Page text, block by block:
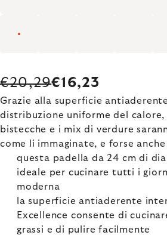
€20,29€16,23
Grazie alla superficie
distribuzione uniforme del calore,
bistecche e i mix di verdure
come li immaginate, e forse anche
questa padella da 24 cm di
ideale per cucinare tutti i
moderna
la superficie antiaderente
Excellence consente di
grassi e di pulire facilmente